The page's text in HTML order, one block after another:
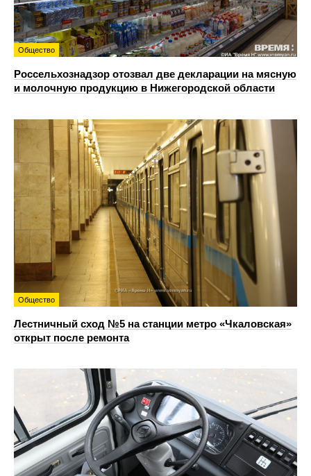
Общество
Россельхознадзор отозвал две декларации на мясную
и молочную продукцию в Нижегородской области
Общество
Лестничный сход №5 на станции метро «Чкаловская»
открыт после ремонта